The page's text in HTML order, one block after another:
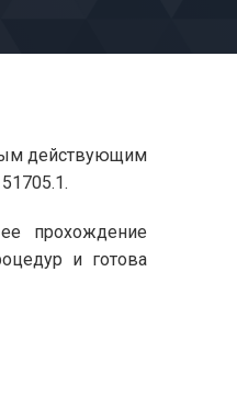
действующим
прохождение
и готова